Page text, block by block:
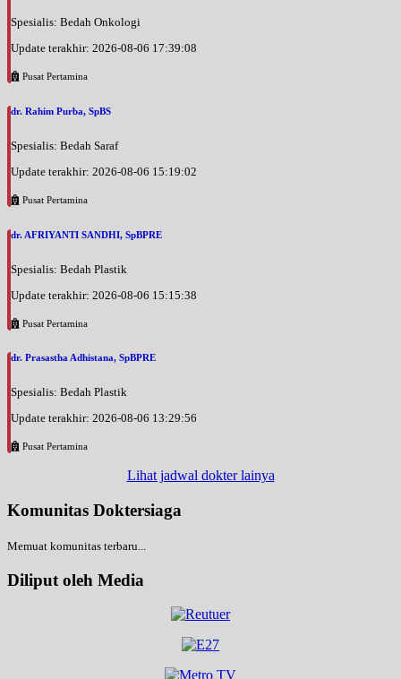
Spesialis: Bedah Onkologi
Update terakhir: 2026-08-06 17:39:08
Pusat Pertamina
dr. Rahim Purba, SpBS
Spesialis: Bedah Saraf
Update terakhir: 2026-08-06 15:19:02
Pusat Pertamina
dr. AFRIYANTI SANDHI, SpBPRE
Spesialis: Bedah Plastik
Update terakhir: 2026-08-06 15:15:38
Pusat Pertamina
dr. Prasastha Adhistana, SpBPRE
Spesialis: Bedah Plastik
Update terakhir: 2026-08-06 13:29:56
Pusat Pertamina
Lihat jadwal dokter lainya
Komunitas Doktersiaga
Memuat komunitas terbaru...
Diliput oleh Media